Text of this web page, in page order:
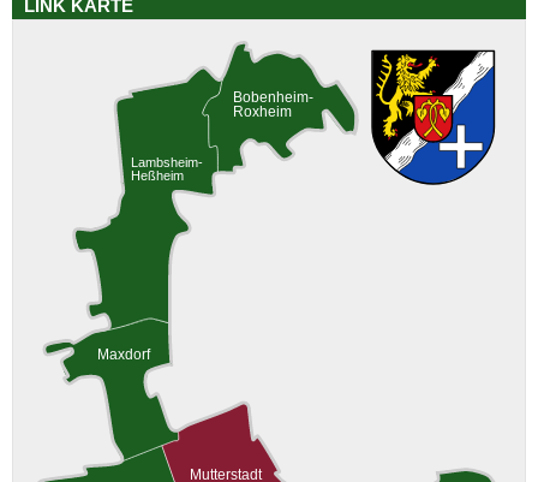
LINK KARTE